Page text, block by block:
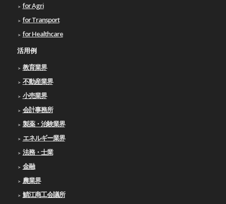
for Agri
for Transport
for Healthcare
活用例
教育業界
不動産業界
小売業界
会計事務所
製薬・治験業界
エネルギー業界
法務・士業
金融
農業界
鯖江商工会議所